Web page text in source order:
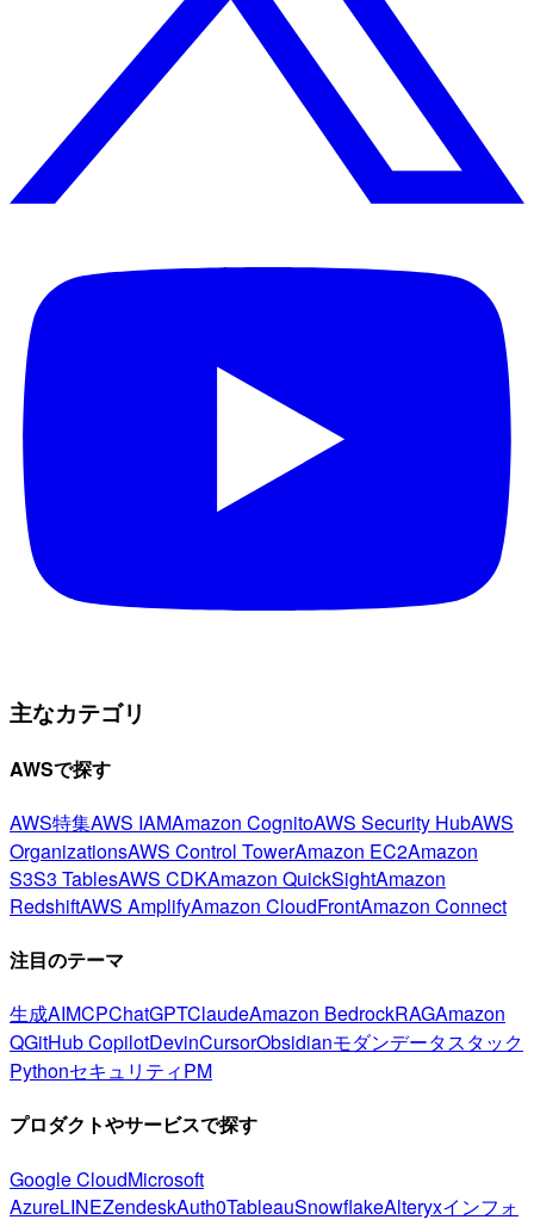
主なカテゴリ
AWSで探す
AWS特集AWS IAMAmazon CognitoAWS Security HubAWS
OrganizationsAWS Control TowerAmazon EC2Amazon
S3S3 TablesAWS CDKAmazon QuickSightAmazon
RedshiftAWS AmplifyAmazon CloudFrontAmazon Connect
注目のテーマ
生成AIMCPChatGPTClaudeAmazon BedrockRAGAmazon
QGitHub CopilotDevinCursorObsidianモダンデータスタック
PythonセキュリティPM
プロダクトやサービスで探す
Google CloudMicrosoft
AzureLINEZendeskAuth0TableauSnowflakeAlteryxインフォ